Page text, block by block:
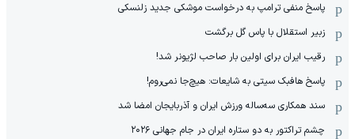
پاسخ منفی ترامپ به درخواست موشکی جدید زلنسکی
زبیر استقلال با پاس گل برگشت
رقیب ایران برای اولین بار صاحب لژیونر شد!
پاسخ هافبک سیتی به شایعات: هیچ‌جا نمی‌روم!
سند همکاری سه‌ساله‌ ‌ورزش ایران و آذربایجان امضا شد
چشم تراکتور به دو ستاره ایران در جام جهانی ۲۰۲۶